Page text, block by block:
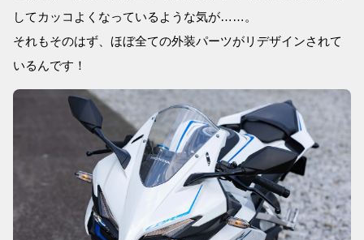
してカッコよくなっているような気が……。
それもそのはず、ほぼ全ての外装パーツがリデザインされて
いるんです！